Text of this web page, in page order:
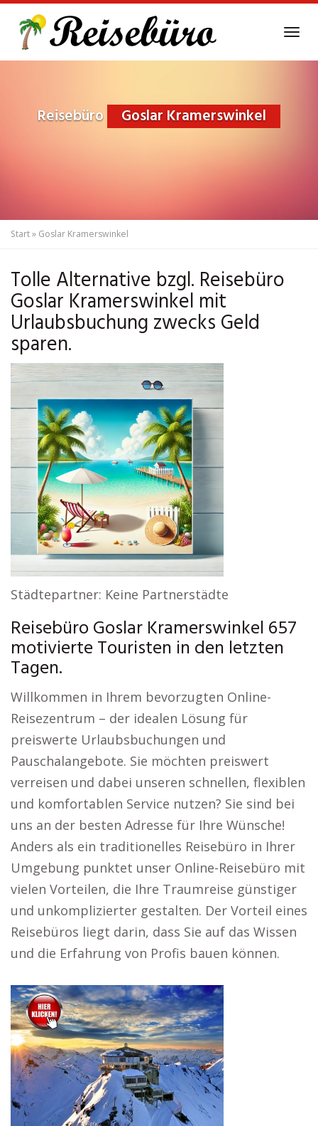
main
Reisebüro Goslar Kramerswinkel
Start» Goslar Kramerswinkel
Tolle Alternative bzgl. Reisebüro
Goslar Kramerswinkel mit
Urlaubsbuchung zwecks Geld
sparen.
Städtepartner: Keine Partnerstädte
Reisebüro Goslar Kramerswinkel 657
motivierte Touristen in den letzten
Tagen.
Willkommen in Ihrem bevorzugten Online-
Reisezentrum – der idealen Lösung für
preiswerte Urlaubsbuchungen und
Pauschalangebote. Sie möchten preiswert
verreisen und dabei unseren schnellen, flexiblen
und komfortablen Service nutzen? Sie sind bei
uns an der besten Adresse für Ihre Wünsche!
Anders als ein traditionelles Reisebüro in Ihrer
Umgebung punktet unser Online-Reisebüro mit
vielen Vorteilen, die Ihre Traumreise günstiger
und unkomplizierter gestalten. Der Vorteil eines
Reisebüros liegt darin, dass Sie auf das Wissen
und die Erfahrung von Profis bauen können.